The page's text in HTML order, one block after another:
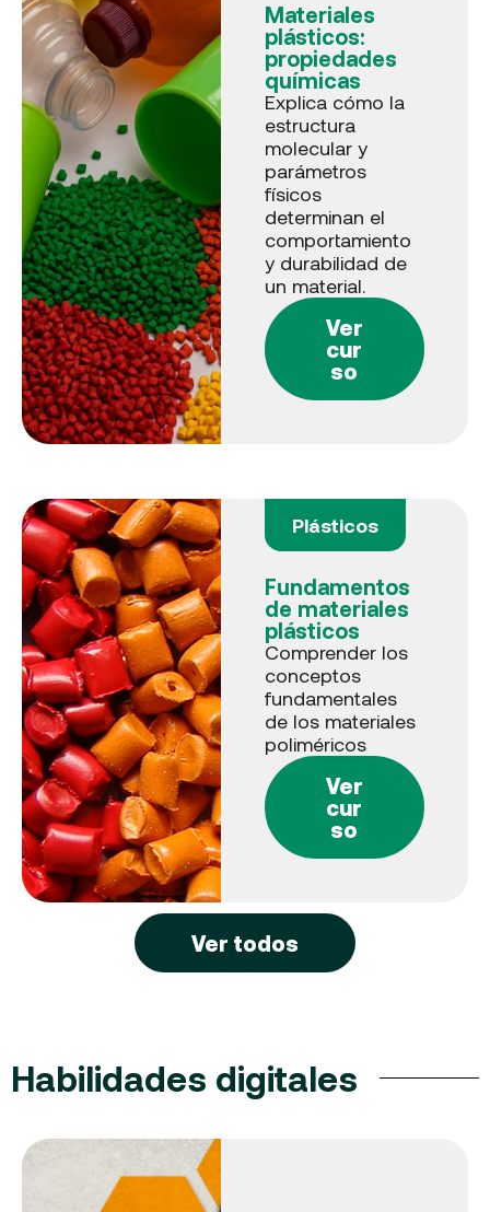
Materiales
plásticos:
propiedades
químicas
Explica cómo la
estructura
molecular y
parámetros
físicos
determinan el
comportamiento
y durabilidad de
un material.
Ver
cur
so
Plásticos
Fundamentos
de materiales
plásticos
Comprender los
conceptos
fundamentales
de los materiales
poliméricos
Ver
cur
so
Ver todos
Habilidades digitales